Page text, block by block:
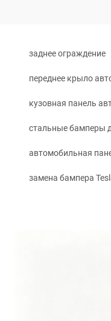
заднее ограждение
переднее крыло
кузовная панель
стальные бамперы
автомобильная
замена бампера